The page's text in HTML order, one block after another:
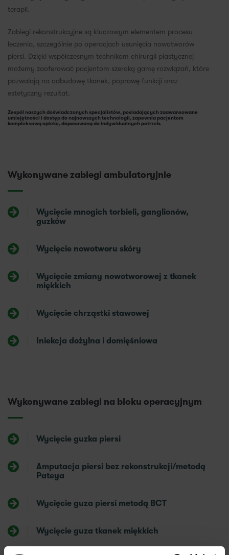
terapii.
Zabiegi rekonstrukcyjne są kluczowym elementem procesu
leczenia, szczególnie po operacjach usunięcia nowotworów
piersi. Dzięki współczesnym technikom chirurgii plastycznej
możemy zaoferować pacjentom szeroką gamę rozwiązań, które
pozwalają na odbudowę tkanek, poprawę funkcji oraz
estetyczny rezultat.
Zespół naszych doświadczonych specjalistów, posiadających zaawansowane
umiejętności i dostęp do najnowszych technologii, zapewnia pacjentom
kompleksową opiekę, dopasowaną do indywidualnych potrzeb.
Wykonywane zabiegi ambulatoryjnie
Wycięcie mnogich torbieli, ganglionów,
guzków
Wycięcie nowotworu skóry
Wycięcie zmiany nowotworowej z tkanek
miękkich
Wycięcie chrząstki stawowej
Iniekcja dożylna i domięśniowa
Wykonywane zabiegi na bloku operacyjnym
Wycięcie guzka piersi
Amputacja piersi bez rekonstrukcji/metodą
Pateya
Wycięcie guza piersi metodą BCT
Wycięcie guza tkanek miękkich